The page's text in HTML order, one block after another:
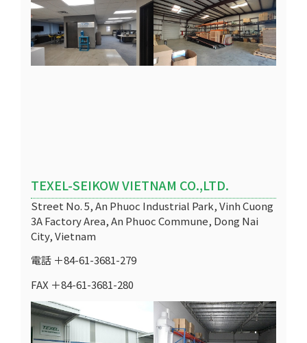
TEXEL-SEIKOW VIETNAM CO.,LTD.
Street No. 5, An Phuoc Industrial Park, Vinh Cuong
3A Factory Area, An Phuoc Commune, Dong Nai
City, Vietnam
電話 ＋84-61-3681-279
FAX ＋84-61-3681-280